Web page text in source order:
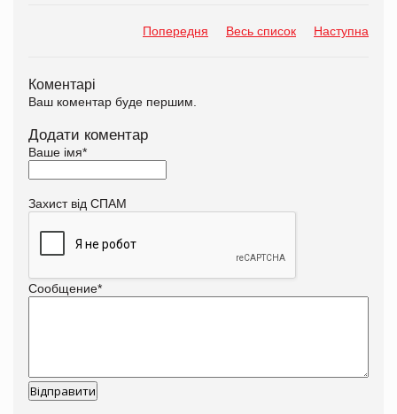
Попередня Весь список Наступна
Коментарі
Ваш коментар буде першим.
Додати коментар
Ваше імя*
Захист від СПАМ
Сообщение*